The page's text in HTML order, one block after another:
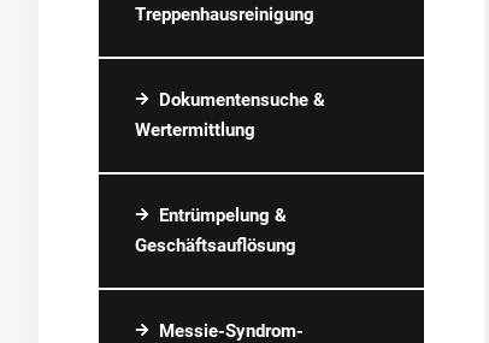
Treppenhausreinigung
Dokumentensuche &
Wertermittlung
Entrümpelung &
Geschäftsauflösung
Messie-Syndrom-